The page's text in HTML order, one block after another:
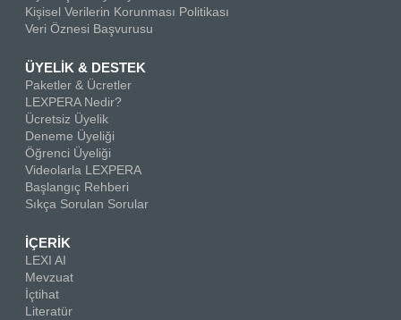
Kişisel Verilerin Korunması Politikası
Veri Öznesi Başvurusu
ÜYELİK & DESTEK
Paketler & Ücretler
LEXPERA Nedir?
Ücretsiz Üyelik
Deneme Üyeliği
Öğrenci Üyeliği
Videolarla LEXPERA
Başlangıç Rehberi
Sıkça Sorulan Sorular
İÇERİK
LEXI AI
Mevzuat
İçtihat
Literatür